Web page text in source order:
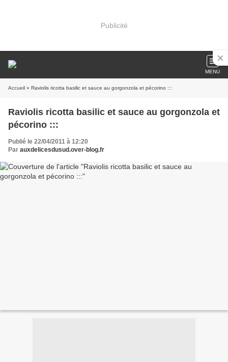
Publicité
MENU
Accueil » Raviolis ricotta basilic et sauce au gorgonzola et pécorino :::
Raviolis ricotta basilic et sauce au gorgonzola et
pécorino :::
Publié le 22/04/2011 à 12:20
Par auxdelicesdusud.over-blog.fr